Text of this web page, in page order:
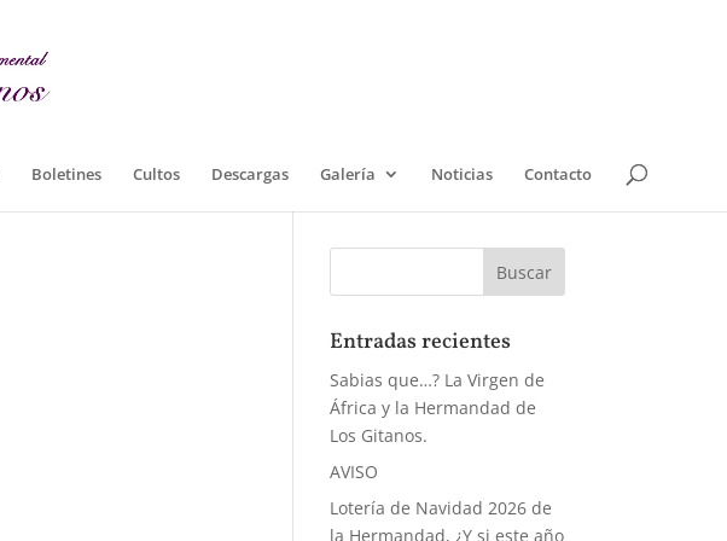
Boletines Cultos Descargas Galería Noticias Contacto
Entradas recientes
Sabias que…? La Virgen de
África y la Hermandad de
Los Gitanos.
AVISO
Lotería de Navidad 2026 de
la Hermandad, ¿Y si este año